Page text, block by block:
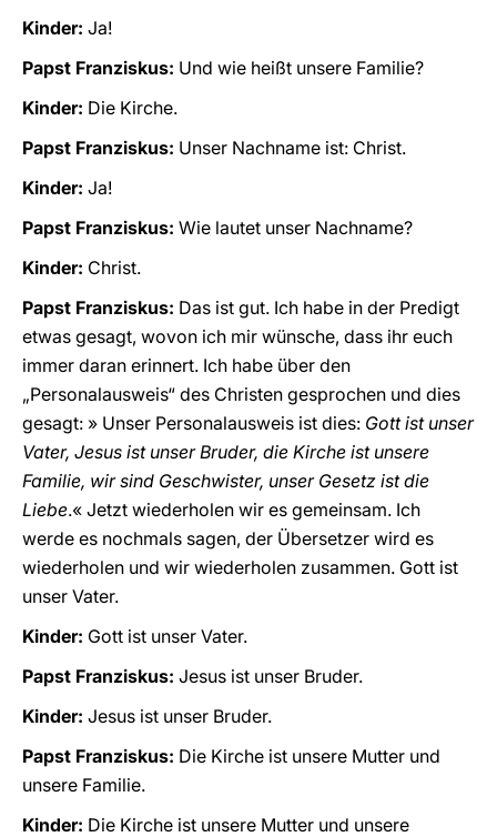
Kinder: Ja!
Papst Franziskus: Und wie heißt unsere Familie?
Kinder: Die Kirche.
Papst Franziskus: Unser Nachname ist: Christ.
Kinder: Ja!
Papst Franziskus: Wie lautet unser Nachname?
Kinder: Christ.
Papst Franziskus: Das ist gut. Ich habe in der Predigt
etwas gesagt, wovon ich mir wünsche, dass ihr euch
immer daran erinnert. Ich habe über den
„Personalausweis“ des Christen gesprochen und dies
gesagt: » Unser Personalausweis ist dies: Gott ist unser
Vater, Jesus ist unser Bruder, die Kirche ist unsere
Familie, wir sind Geschwister, unser Gesetz ist die
Liebe.« Jetzt wiederholen wir es gemeinsam. Ich
werde es nochmals sagen, der Übersetzer wird es
wiederholen und wir wiederholen zusammen. Gott ist
unser Vater.
Kinder: Gott ist unser Vater.
Papst Franziskus: Jesus ist unser Bruder.
Kinder: Jesus ist unser Bruder.
Papst Franziskus: Die Kirche ist unsere Mutter und
unsere Familie.
Kinder: Die Kirche ist unsere Mutter und unsere